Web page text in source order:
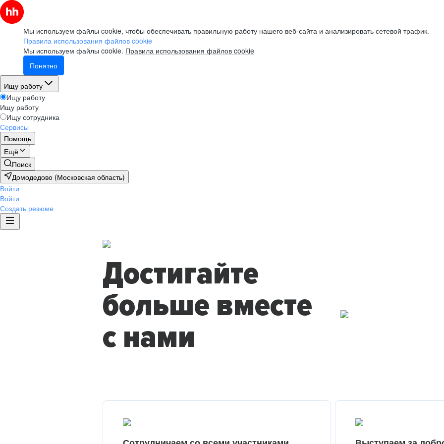
Мы используем файлы cookie, чтобы обеспечивать правильную работу нашего веб-сайта и анализировать сетевой трафик.
Правила использования файлов cookie
Мы используем файлы cookie. Правила использования файлов cookie
Понятно
Ищу работу
Ищу работу
Ищу работу
Ищу сотрудника
Сервисы
Помощь
Ещё
Поиск
Домодедово (Московская область)
Войти
Войти
Создать резюме
Достигайте
больше вместе
с нами